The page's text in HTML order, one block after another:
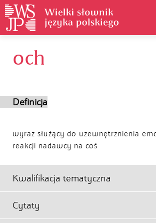
och
Definicja
wyraz służący do uzewnętrznienia
reakcji nadawcy na coś
Kwalifikacja tematyczna
Cytaty